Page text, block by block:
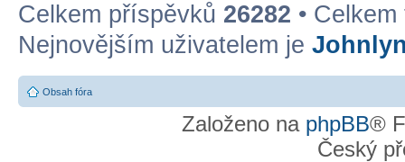
Celkem příspěvků 26282 •
Nejnovějším uživatelem je
Obsah fóra
Založeno na phpBB®
Český